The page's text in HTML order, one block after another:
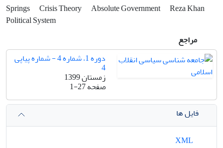
Springs Crisis Theory Absolute Government Reza Khan
Political System
مراجع
دوره 1، شماره 4 - شماره پیاپی
4
زمستان 1399
صفحه1-27
فایل ها